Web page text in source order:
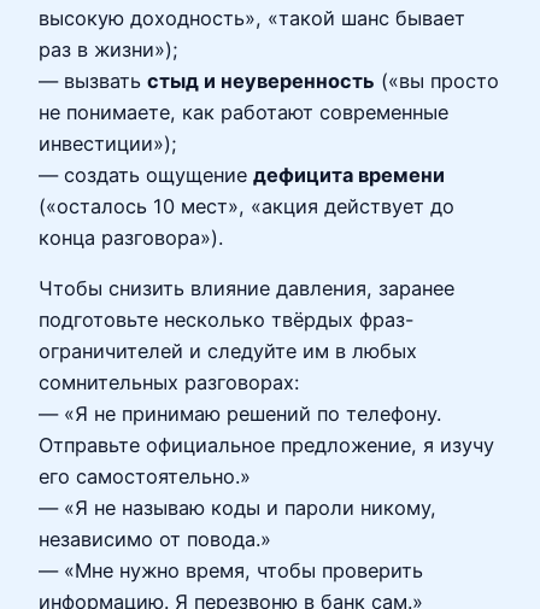
высокую доходность», «такой шанс бывает
раз в жизни»);
— вызвать стыд и неуверенность («вы просто
не понимаете, как работают современные
инвестиции»);
— создать ощущение дефицита времени
(«осталось 10 мест», «акция действует до
конца разговора»).
Чтобы снизить влияние давления, заранее
подготовьте несколько твёрдых фраз-
ограничителей и следуйте им в любых
сомнительных разговорах:
— «Я не принимаю решений по телефону.
Отправьте официальное предложение, я изучу
его самостоятельно.»
— «Я не называю коды и пароли никому,
независимо от повода.»
— «Мне нужно время, чтобы проверить
информацию. Я перезвоню в банк сам.»